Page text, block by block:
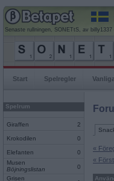
Senaste rullningen, SONETtS, av billy1337
Start Spelregler
Spelrum
Giraffen 2
Krokodilen 0
Elefanten
0
Musen
Böjningslistan
0
Grisen
«
«